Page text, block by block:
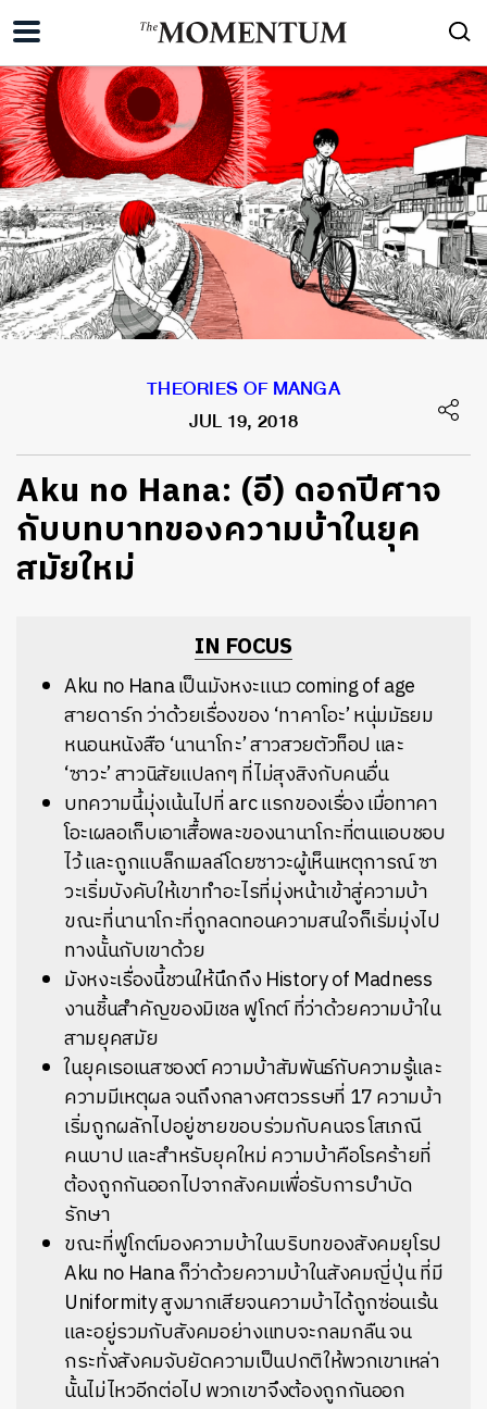
THEORIES OF MANGA
JUL 19, 2018
Aku no Hana: (อี) ดอกปีศาจ
กับบทบาทของความบ้าในยุค
สมัยใหม่
IN FOCUS
Aku no Hana เป็นมังหงะแนว coming of age
สายดาร์ก ว่าด้วยเรื่องของ ‘ทาคาโอะ’ หนุ่มมัธยม
หนอนหนังสือ ‘นานาโกะ’ สาวสวยตัวท็อป และ
‘ซาวะ’ สาวนิสัยแปลกๆ ที่ไม่สุงสิงกับคนอื่น
บทความนี้มุ่งเน้นไปที่ arc แรกของเรื่อง เมื่อทาคา
โอะเผลอเก็บเอาเสื้อพละของนานาโกะที่ตนแอบชอบ
ไว้ และถูกแบล็กเมลล์โดยซาวะผู้เห็นเหตุการณ์ ซา
วะเริ่มบังคับให้เขาทำอะไรที่มุ่งหน้าเข้าสู่ความบ้า
ขณะที่นานาโกะที่ถูกลดทอนความสนใจก็เริ่มมุ่งไป
ทางนั้นกับเขาด้วย
มังหงะเรื่องนี้ชวนให้นึกถึง History of Madness
งานชิ้นสำคัญของมิเชล ฟูโกต์ ที่ว่าด้วยความบ้าใน
สามยุคสมัย
ในยุคเรอเนสซองต์ ความบ้าสัมพันธ์กับความรู้และ
ความมีเหตุผล จนถึงกลางศตวรรษที่ 17 ความบ้า
เริ่มถูกผลักไปอยู่ชายขอบร่วมกับคนจร โสเภณี
คนบาป และสำหรับยุคใหม่ ความบ้าคือโรคร้ายที่
ต้องถูกกันออกไปจากสังคมเพื่อรับการบำบัด
รักษา
ขณะที่ฟูโกต์มองความบ้าในบริบทของสังคมยุโรป
Aku no Hana ก็ว่าด้วยความบ้าในสังคมญี่ปุ่น ที่มี
Uniformity สูงมากเสียจนความบ้าได้ถูกซ่อนเร้น
และอยู่รวมกับสังคมอย่างแทบจะกลมกลืน จน
กระทั่งสังคมจับยัดความเป็นปกติให้พวกเขาเหล่า
นั้นไม่ไหวอีกต่อไป พวกเขาจึงต้องถูกกันออก